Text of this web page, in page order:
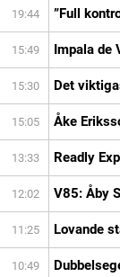
19:44 ”Full
15:49 Impala de
15:30 Det
15:05 Åke
13:33 Readly
12:02 V85: Åby
11:25 Lovande
10:49